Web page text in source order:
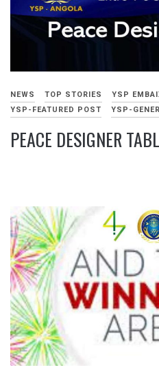
NEWS TOP STORIES
YSP
YSP-FEATURED POST
YSP-
PEACE DESIGNER